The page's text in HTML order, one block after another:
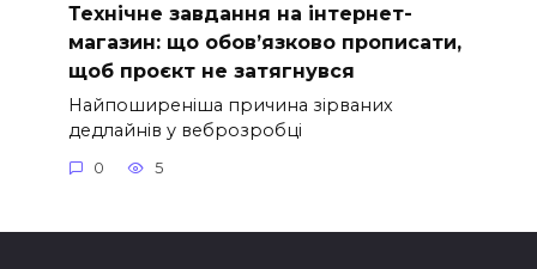
Технічне завдання на інтернет-
магазин: що обов’язково прописати,
щоб проєкт не затягнувся
Найпоширеніша причина зірваних
дедлайнів у веброзробці
0 5